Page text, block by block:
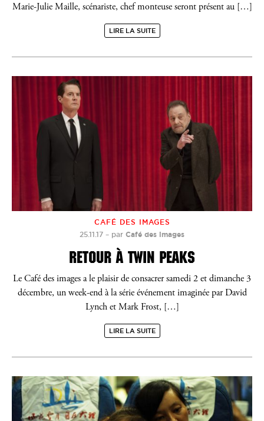
Marie-Julie Maille, scénariste, chef monteuse seront présent au […]
LIRE LA SUITE
CAFÉ DES IMAGES
25.11.17 – par Café des images
RETOUR À TWIN PEAKS
Le Café des images a le plaisir de consacrer samedi 2 et dimanche 3
décembre, un week-end à la série événement imaginée par David
Lynch et Mark Frost, […]
LIRE LA SUITE